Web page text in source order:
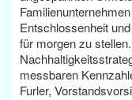
Entschlossenheit
für morgen zu
messbaren
Furler,